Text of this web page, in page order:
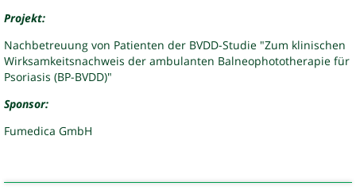
Projekt:
Nachbetreuung von Patienten der BVDD-Studie "Zum klinischen
Wirksamkeitsnachweis der ambulanten Balneophototherapie für
Psoriasis (BP-BVDD)"
Sponsor:
Fumedica GmbH